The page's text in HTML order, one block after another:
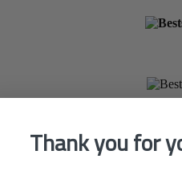
Thank you for